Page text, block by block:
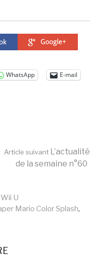
WhatsApp E-mail
Article suivant L’actualité
de la semaine n°60
U
Mario Color Splash,